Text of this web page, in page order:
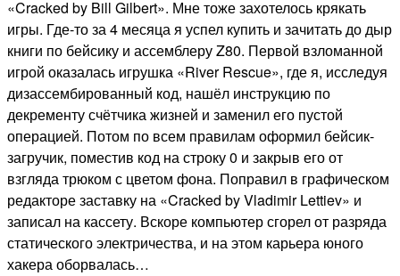
«Cracked by Bill Gilbert». Мне тоже захотелось крякать
игры. Где-то за 4 месяца я успел купить и зачитать до дыр
книги по бейсику и ассемблеру Z80. Первой взломанной
игрой оказалась игрушка «River Rescue», где я, исследуя
дизассембированный код, нашёл инструкцию по
декременту счётчика жизней и заменил его пустой
операцией. Потом по всем правилам оформил бейсик-
загручик, поместив код на строку 0 и закрыв его от
взгляда трюком с цветом фона. Поправил в графическом
редакторе заставку на «Cracked by Vladimir Lettiev» и
записал на кассету. Вскоре компьютер сгорел от разряда
статического электричества, и на этом карьера юного
хакера оборвалась…